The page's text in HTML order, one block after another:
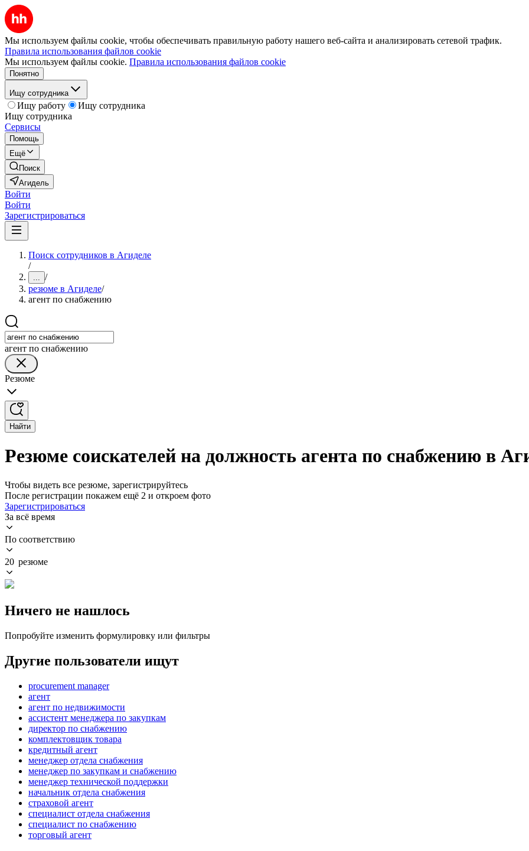
Мы используем файлы cookie, чтобы обеспечивать правильную работу нашего веб-сайта и анализировать сетевой трафик.
Правила использования файлов cookie
Мы используем файлы cookie. Правила использования файлов cookie
Понятно
Ищу сотрудника
Ищу работу
Ищу сотрудника
Ищу сотрудника
Сервисы
Помощь
Ещё
Поиск
Агидель
Войти
Войти
Зарегистрироваться
Поиск сотрудников в Агиделе
/
... /
резюме в Агиделе/
агент по снабжению
агент по снабжению
Резюме
Найти
Резюме соискателей на должность агента по снабжению в
Чтобы видеть все резюме, зарегистрируйтесь
После регистрации покажем ещё 2 и откроем фото
Зарегистрироваться
За всё время
По соответствию
20 резюме
Ничего не нашлось
Попробуйте изменить формулировку или фильтры
Другие пользователи ищут
procurement manager
агент
агент по недвижимости
ассистент менеджера по закупкам
директор по снабжению
комплектовщик товара
кредитный агент
менеджер отдела снабжения
менеджер по закупкам и снабжению
менеджер технической поддержки
начальник отдела снабжения
страховой агент
специалист отдела снабжения
специалист по снабжению
торговый агент